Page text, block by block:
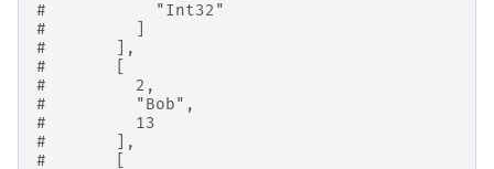
#           "Int32"
#         ]
#       ],
#       [
#         2,
#         "Bob",
#         13
#       ],
#       [